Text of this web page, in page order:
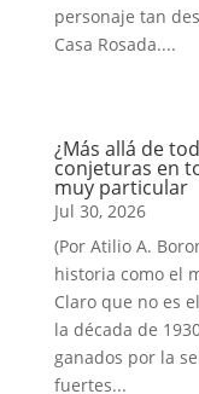
personaje tan
Casa Rosada....
¿Más allá de
conjeturas en
muy particular
Jul 30, 2026
(Por Atilio A.
historia como el
Claro que no es
la década de
ganados por la
fuertes...